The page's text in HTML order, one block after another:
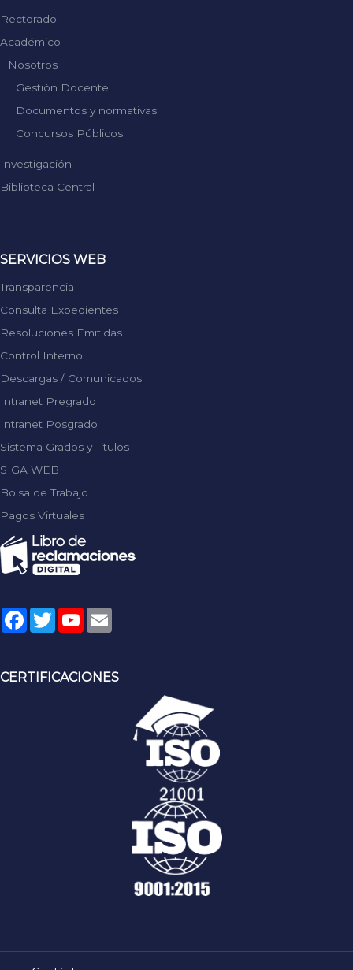
Rectorado
Académico
Nosotros
Gestión Docente
Documentos y normativas
Concursos Públicos
Investigación
Biblioteca Central
SERVICIOS WEB
Transparencia
Consulta Expedientes
Resoluciones Emitidas
Control Interno
Descargas / Comunicados
Intranet Pregrado
Intranet Posgrado
Sistema Grados y Titulos
SIGA WEB
Bolsa de Trabajo
Pagos Virtuales
Facebook
TwitterYouTube
CERTIFICACIONES